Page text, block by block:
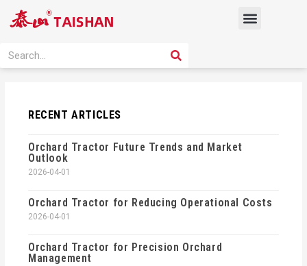
Menu
Search SEARCH
RECENT ARTICLES
Orchard Tractor Future Trends and Market
Outlook
2026-04-01
Orchard Tractor for Reducing Operational Costs
2026-04-01
Orchard Tractor for Precision Orchard
Management